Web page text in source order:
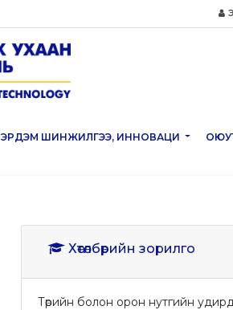
ЭРДЭМ ШИНЖИЛГЭЭ, ИННОВАЦИ
Хөтөлбөрийн зорилго
Төрийн болон орон нутгийн